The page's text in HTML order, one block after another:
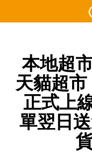
本地超
天貓超市
正式上
單翌日